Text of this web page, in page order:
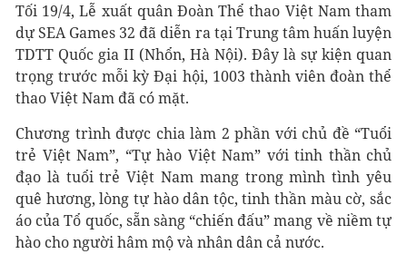
Tối 19/4, Lễ xuất quân Đoàn Thể thao Việt Nam tham
dự SEA Games 32 đã diễn ra tại Trung tâm huấn luyện
TDTT Quốc gia II (Nhổn, Hà Nội). Đây là sự kiện quan
trọng trước mỗi kỳ Đại hội, 1003 thành viên đoàn thể
thao Việt Nam đã có mặt.
Chương trình được chia làm 2 phần với chủ đề “Tuổi
trẻ Việt Nam”, “Tự hào Việt Nam” với tinh thần chủ
đạo là tuổi trẻ Việt Nam mang trong mình tình yêu
quê hương, lòng tự hào dân tộc, tinh thần màu cờ, sắc
áo của Tổ quốc, sẵn sàng “chiến đấu” mang về niềm tự
hào cho người hâm mộ và nhân dân cả nước.